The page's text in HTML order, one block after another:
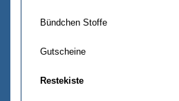
Bündchen Stoffe
Gutscheine
Restekiste